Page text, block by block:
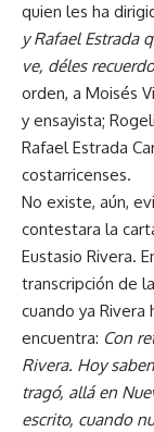
quien les ha
y Rafael Estrada
ve, déles
orden, a Moisés
y ensayista;
Rafael Estrada
costarricenses.
No existe, aún,
contestara la
Eustasio Rivera.
transcripción de
cuando ya
encuentra: Con
Rivera. Hoy
tragó, allá en
escrito, cuando